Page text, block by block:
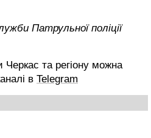
Патрульної поліції
Черкас та регіону можна
в Telegram